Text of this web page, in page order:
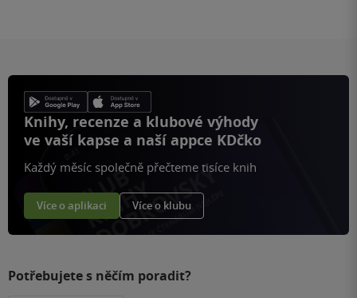
Knihy, recenze a klubové výhody
ve vaší kapse a naší appce KDčko
Každý měsíc společně přečteme tisíce knih
Více o aplikaci Více o klubu
Potřebujete s něčím poradit?